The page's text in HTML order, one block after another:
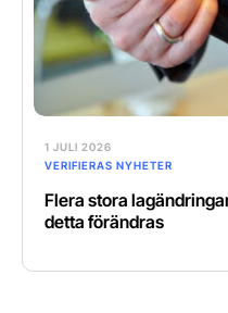
1 JULI 2026
VERIFIERAS NYHETER
Flera stora
detta förändras